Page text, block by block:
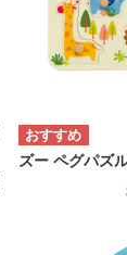
ズー ペグパズ